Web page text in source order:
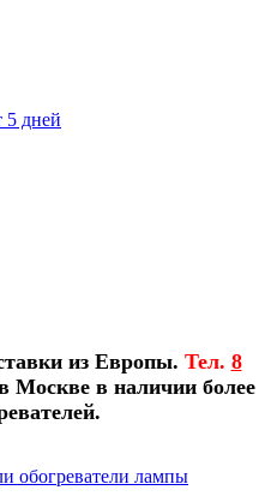
5 дней
из Европы. Тел. 8
Москве в наличии более
обогреватели лампы